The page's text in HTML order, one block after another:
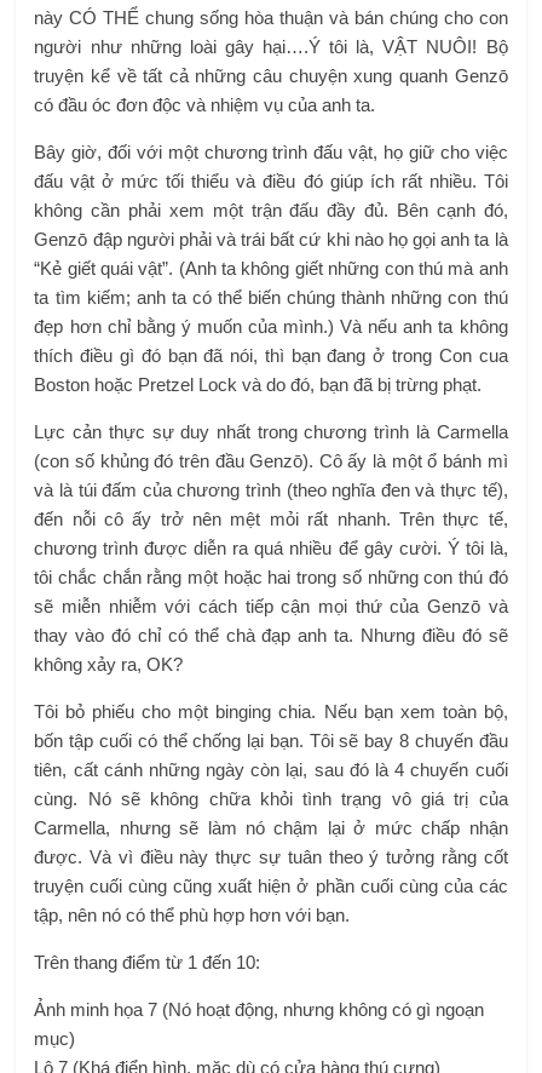
này CÓ THỂ chung sống hòa thuận và bán chúng cho con
người như những loài gây hại….Ý tôi là, VẬT NUÔI! Bộ
truyện kể về tất cả những câu chuyện xung quanh Genzō
có đầu óc đơn độc và nhiệm vụ của anh ta.
Bây giờ, đối với một chương trình đấu vật, họ giữ cho việc
đấu vật ở mức tối thiểu và điều đó giúp ích rất nhiều. Tôi
không cần phải xem một trận đấu đầy đủ. Bên cạnh đó,
Genzō đập người phải và trái bất cứ khi nào họ gọi anh ta là
“Kẻ giết quái vật”. (Anh ta không giết những con thú mà anh
ta tìm kiếm; anh ta có thể biến chúng thành những con thú
đẹp hơn chỉ bằng ý muốn của mình.) Và nếu anh ta không
thích điều gì đó bạn đã nói, thì bạn đang ở trong Con cua
Boston hoặc Pretzel Lock và do đó, bạn đã bị trừng phạt.
Lực cản thực sự duy nhất trong chương trình là Carmella
(con số khủng đó trên đầu Genzō). Cô ấy là một ổ bánh mì
và là túi đấm của chương trình (theo nghĩa đen và thực tế),
đến nỗi cô ấy trở nên mệt mỏi rất nhanh. Trên thực tế,
chương trình được diễn ra quá nhiều để gây cười. Ý tôi là,
tôi chắc chắn rằng một hoặc hai trong số những con thú đó
sẽ miễn nhiễm với cách tiếp cận mọi thứ của Genzō và
thay vào đó chỉ có thể chà đạp anh ta. Nhưng điều đó sẽ
không xảy ra, OK?
Tôi bỏ phiếu cho một binging chia. Nếu bạn xem toàn bộ,
bốn tập cuối có thể chống lại bạn. Tôi sẽ bay 8 chuyến đầu
tiên, cất cánh những ngày còn lại, sau đó là 4 chuyến cuối
cùng. Nó sẽ không chữa khỏi tình trạng vô giá trị của
Carmella, nhưng sẽ làm nó chậm lại ở mức chấp nhận
được. Và vì điều này thực sự tuân theo ý tưởng rằng cốt
truyện cuối cùng cũng xuất hiện ở phần cuối cùng của các
tập, nên nó có thể phù hợp hơn với bạn.
Trên thang điểm từ 1 đến 10:
Ảnh minh họa 7 (Nó hoạt động, nhưng không có gì ngoạn
mục)
Lô 7 (Khá điển hình, mặc dù có cửa hàng thú cưng)